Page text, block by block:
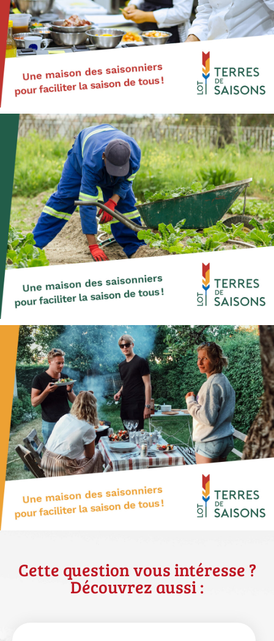
Cette question vous intéresse ?
Découvrez aussi :